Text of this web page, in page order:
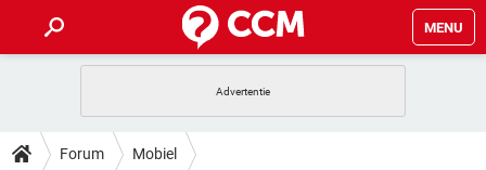
MENU
INSTAGRAM
HOW-TO
Forum Mobiel